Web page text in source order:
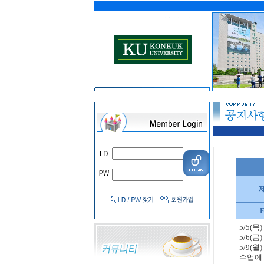
5/5(목
5/6(금
5/9(월
수업